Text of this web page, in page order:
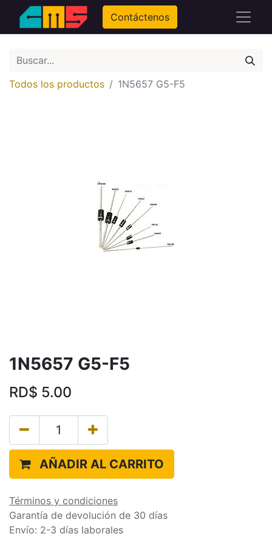
Contáctenos
Todos los productos 1N5657 G5-F5
1N5657 G5-F5
RD$ 5.00
AÑADIR AL CARRITO
Términos y condiciones
Garantía de devolución de 30 días
Envío: 2-3 días laborales